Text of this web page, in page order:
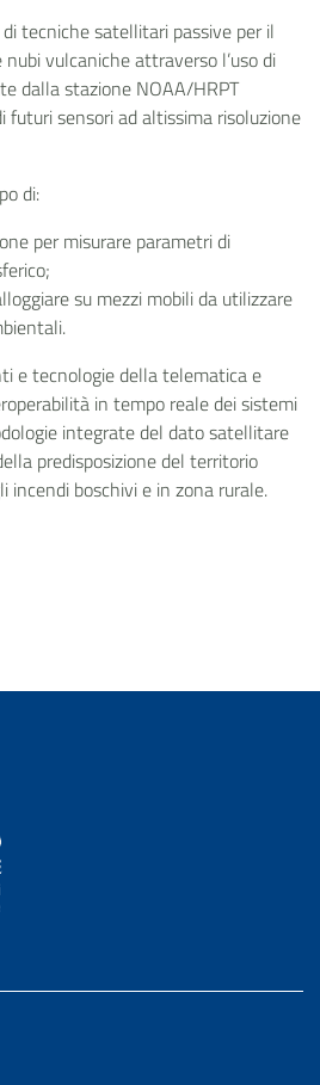
tecniche satellitari passive per il
vulcaniche attraverso l’uso di
dalla stazione NOAA/HRPT
futuri sensori ad altissima risoluzione
di:
per misurare parametri di
su mezzi mobili da utilizzare
e tecnologie della telematica e
in tempo reale dei sistemi
integrate del dato satellitare
predisposizione del territorio
incendi boschivi e in zona rurale.
Civile